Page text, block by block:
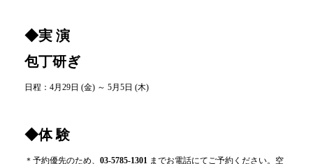
◆実 演
包丁研ぎ
日程：4月29日 (金) ～ 5月5日 (木)
◆体 験
＊予約優先のため、 03-5785-1301 までお電話にてご予約ください。空